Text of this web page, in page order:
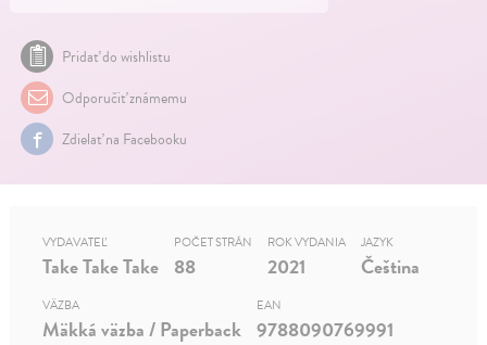
Pridať do wishlistu
Odporučiť známemu
Zdielať na Facebooku
VYDAVATEĽ
Take Take Take
POČET STRÁN
88
ROK VYDANIA
2021
JAZYK
Čeština
VÄZBA
Mäkká väzba / Paperback
EAN
9788090769991